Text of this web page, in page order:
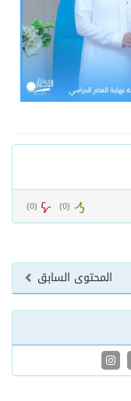
(
0
) (
0
)
المحتوى السابق